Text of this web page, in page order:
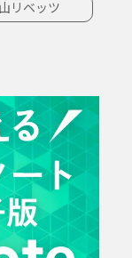
リベッツ